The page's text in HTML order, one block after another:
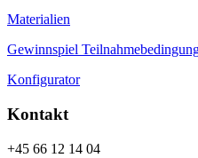
Materialien
Gewinnspiel
Konfigurator
Kontakt
+45 66 12 14 04